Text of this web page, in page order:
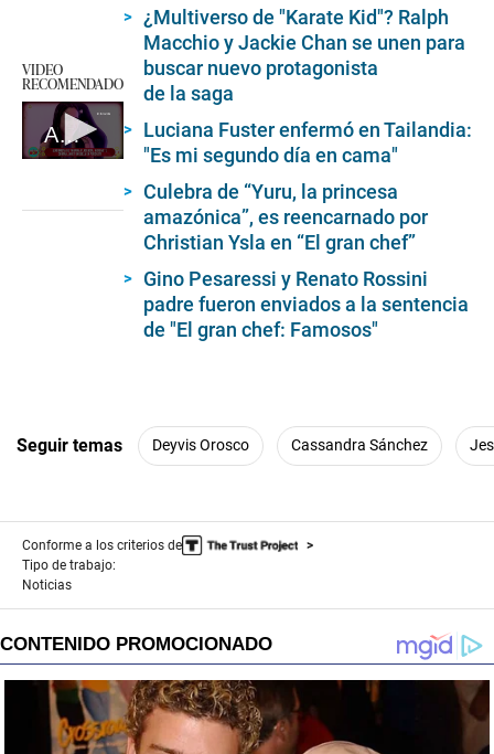
VIDEO
RECOMENDADO
Asmir arremete contra Janet Barboza
¿Multiverso de "Karate Kid"? Ralph
Macchio y Jackie Chan se unen para
buscar nuevo protagonista
de la saga
Luciana Fuster enfermó en Tailandia:
"Es mi segundo día en cama"
Culebra de “Yuru, la princesa
amazónica”, es reencarnado por
Christian Ysla en “El gran chef”
Gino Pesaressi y Renato Rossini
padre fueron enviados a la sentencia
de "El gran chef: Famosos"
Seguir temas Deyvis Orosco Cassandra Sánchez
Conforme a los criterios de
Tipo de trabajo:
Noticias